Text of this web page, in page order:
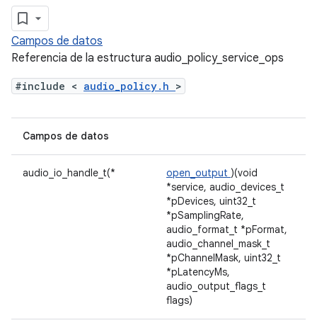
Campos de datos
Referencia de la estructura audio_policy_service_ops
#include < audio_policy.h >
Campos de datos
audio_io_handle_t(* open_output )(void
*service, audio_devices_t
*pDevices, uint32_t
*pSamplingRate,
audio_format_t *pFormat,
audio_channel_mask_t
*pChannelMask, uint32_t
*pLatencyMs,
audio_output_flags_t
flags)